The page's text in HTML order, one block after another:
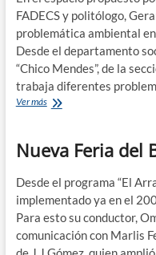
FADECS y politólogo,
problemática ambiental
Desde el departamento
“Chico Mendes”, de la
trabaja diferentes
Ver másColumna
de
carga
descarga
de
yeso
en
Nueva Feria del
Desde el programa “El
implementado ya en el
Para esto su conductor,
comunicación con Marlis